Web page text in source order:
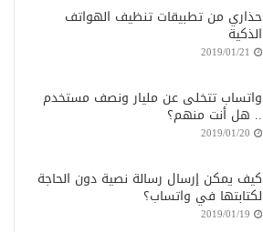
حذاري من تطبيقات تنظيف الهواتف
الذكية
2019/01/21
واتساب تتخلى عن مليار ونصف مستخدم
.. هل أنت منهم؟
2019/01/20
كيف يمكن إرسال رسالة نصية دون الحاجة
لكتابتها في واتساب؟
2019/01/19